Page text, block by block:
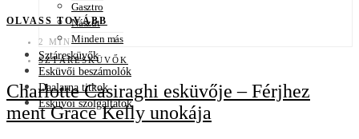
Gasztro
Nászút
Minden más
Sztáresküvők
Esküvői beszámolók
Daalarna titkok
Esküvői szolgáltatók
OLVASS TOVÁBB
2 MIN
SZTÁRESKÜVŐK
Charlotte Casiraghi esküvője – Férjhez
ment Grace Kelly unokája